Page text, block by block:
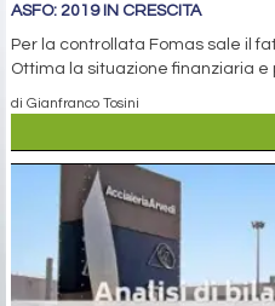
ASFO: 2019 IN CRESCITA
Per la controllata Fomas sale il
Ottima la situazione finanziaria e
di Gianfranco Tosini